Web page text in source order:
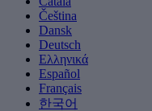
Čeština
Dansk
Deutsch
Ελληνικά
Español
Français
한국어